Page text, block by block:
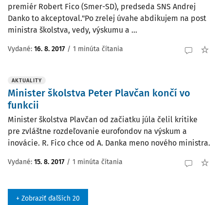
premiér Robert Fico (Smer-SD), predseda SNS Andrej
Danko to akceptoval."Po zrelej úvahe abdikujem na post
ministra školstva, vedy, výskumu a ...
Vydané: 16. 8. 2017 / 1 minúta čítania
AKTUALITY
Minister školstva Peter Plavčan končí vo
funkcii
Minister školstva Plavčan od začiatku júla čelil kritike
pre zvláštne rozdeľovanie eurofondov na výskum a
inovácie. R. Fico chce od A. Danka meno nového ministra.
Vydané: 15. 8. 2017 / 1 minúta čítania
+ Zobraziť ďaľších 20